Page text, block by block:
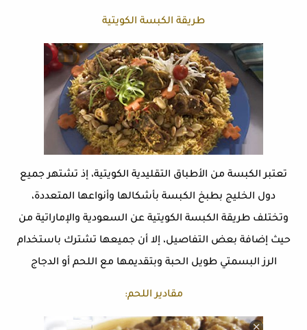
طريقة الكبسة الكويتية
تعتبر الكبسة من الأطباق التقليدية الكويتية، إذ تشتهر جميع
دول الخليج بطبخ الكبسة بأشكالها وأنواعها المتعددة،
وتختلف طريقة الكبسة الكويتية عن السعودية والإماراتية من
حيث إضافة بعض التفاصيل، إلا أن جميعها تشترك باستخدام
الرز البسمتي طويل الحبة وبتقديمها مع اللحم أو الدجاج
مقادير اللحم: